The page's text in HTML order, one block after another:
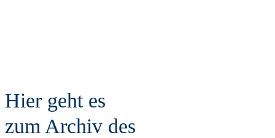
Hier geht es
zum Archiv des